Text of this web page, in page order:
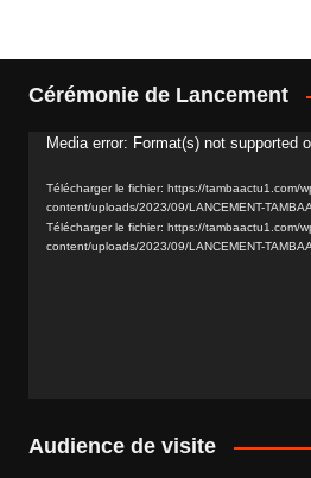
Cérémonie de Lancement
Lecteur
Media error: Format(s) not supported
Télécharger le fichier: https://tambaactu1.com/
content/uploads/2023/09/LANCEMENT-
Télécharger le fichier: https://tambaactu1.com/
content/uploads/2023/09/LANCEMENT-
Audience de visite